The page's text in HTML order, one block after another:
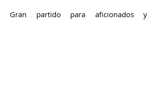
Gran partido para aficionados y